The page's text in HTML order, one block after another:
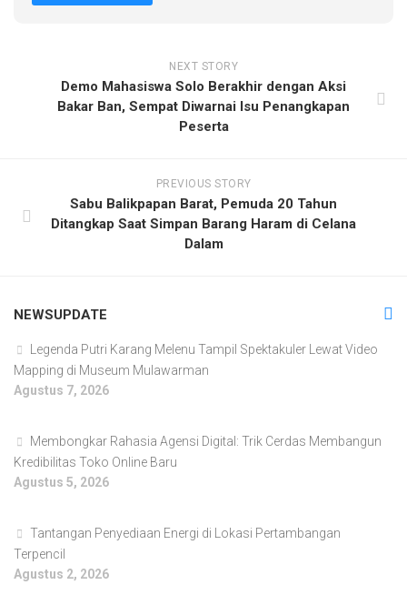
NEXT STORY
Demo Mahasiswa Solo Berakhir dengan Aksi
Bakar Ban, Sempat Diwarnai Isu Penangkapan
Peserta
PREVIOUS STORY
Sabu Balikpapan Barat, Pemuda 20 Tahun
Ditangkap Saat Simpan Barang Haram di Celana
Dalam
NEWSUPDATE
Legenda Putri Karang Melenu Tampil Spektakuler Lewat Video
Mapping di Museum Mulawarman
Agustus 7, 2026
Membongkar Rahasia Agensi Digital: Trik Cerdas Membangun
Kredibilitas Toko Online Baru
Agustus 5, 2026
Tantangan Penyediaan Energi di Lokasi Pertambangan
Terpencil
Agustus 2, 2026